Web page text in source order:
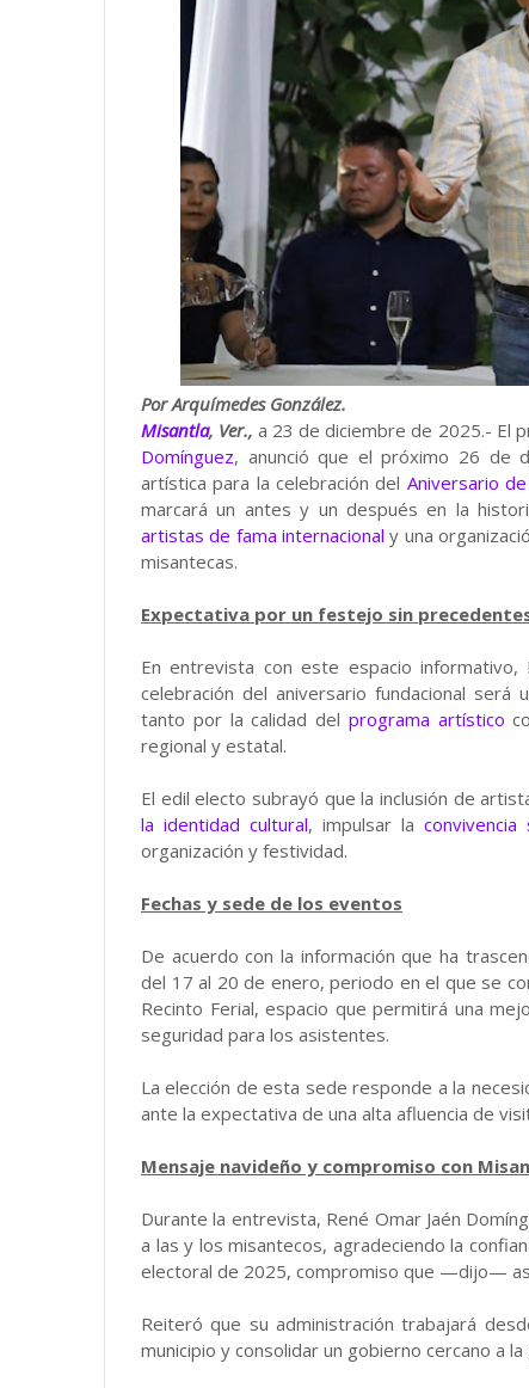
Por Arquímedes González.
Misantla, Ver., a 23 de diciembre de 2025.- El
Domínguez, anunció que el próximo 26 de
artística para la celebración del Aniversario
marcará un antes y un después en la
artistas de fama internacional y una
misantecas.
Expectativa por un festejo sin
En entrevista con este espacio informativo,
celebración del aniversario fundacional
tanto por la calidad del programa artístico
regional y estatal.
El edil electo subrayó que la inclusión de
la identidad cultural, impulsar la convivencia
organización y festividad.
Fechas y sede de los eventos
De acuerdo con la información que ha
del 17 al 20 de enero, periodo en el que se
Recinto Ferial, espacio que permitirá una
seguridad para los asistentes.
La elección de esta sede responde a la
ante la expectativa de una alta afluencia de
Mensaje navideño y compromiso con
Durante la entrevista, René Omar Jaén
a las y los misantecos, agradeciendo la
electoral de 2025, compromiso que —dijo—
Reiteró que su administración trabajará
municipio y consolidar un gobierno cercano a la